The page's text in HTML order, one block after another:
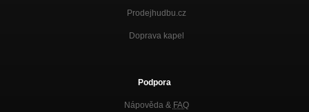
Prodejhudbu.cz
Doprava kapel
Podpora
Nápověda & FAQ